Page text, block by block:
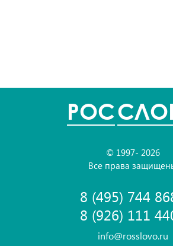
POC
© 1997- 2026
Все права
8 (495) 744
8 (926) 111
info@rosslovo.ru